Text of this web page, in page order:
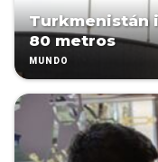
Turkmenistán
80 metros
MUNDO